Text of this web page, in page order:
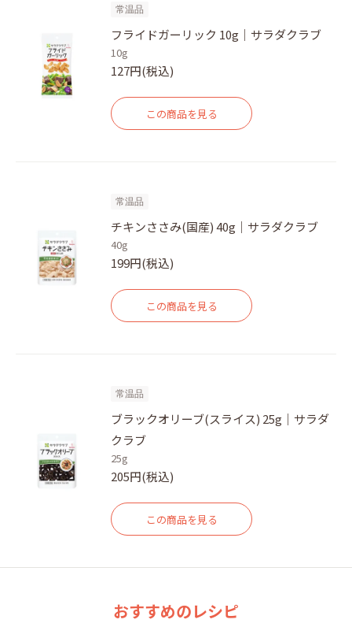
常温品
フライドガーリック 10g｜サラダクラブ
10g
127円(税込)
この商品を見る
常温品
チキンささみ(国産) 40g｜サラダクラブ
40g
199円(税込)
この商品を見る
常温品
ブラックオリーブ(スライス) 25g｜サラダ
クラブ
25g
205円(税込)
この商品を見る
おすすめのレシピ